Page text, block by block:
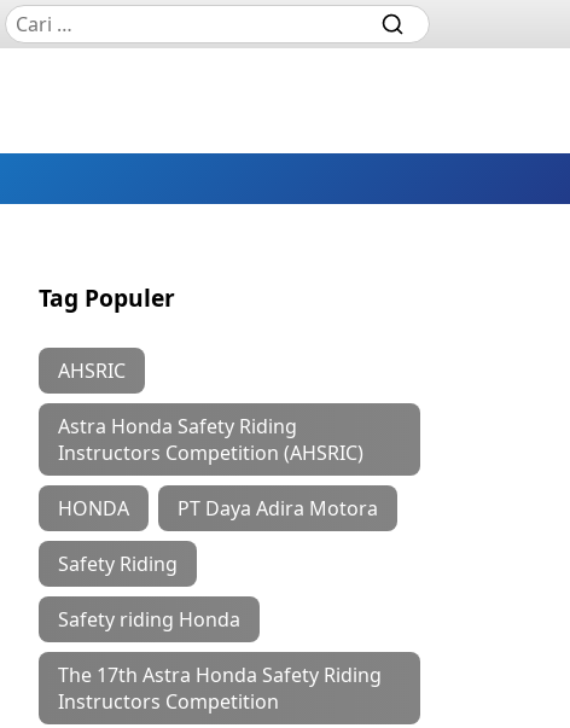
Tag Populer
AHSRIC
Astra Honda Safety Riding
Instructors Competition (AHSRIC)
HONDA PT Daya Adira Motora
Safety Riding
Safety riding Honda
The 17th Astra Honda Safety Riding
Instructors Competition